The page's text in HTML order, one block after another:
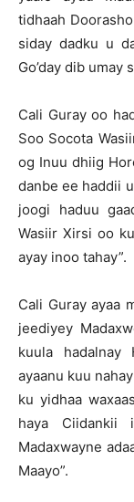
tidhaah
siday dadku u
Go’day dib umay
Cali Guray oo
Soo Socota
og Inuu dhiig
danbe ee haddii
joogi haduu
Wasiir Xirsi oo
ayay inoo tahay”.
Cali Guray ayaa
jeediyey
kuula hadalnay
ayaanu kuu
ku yidhaa
haya Ciidankii
Madaxwayne
Maayo”.